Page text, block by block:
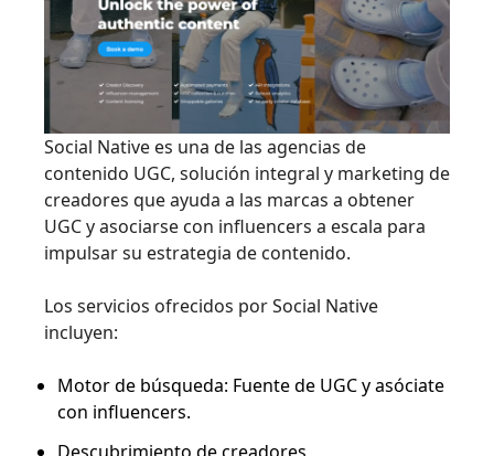
Social Native es una de las agencias de
contenido UGC, solución integral y marketing de
creadores que ayuda a las marcas a obtener
UGC y asociarse con influencers a escala para
impulsar su estrategia de contenido.
Los servicios ofrecidos por Social Native
incluyen:
Motor de búsqueda: Fuente de UGC y asóciate
con influencers.